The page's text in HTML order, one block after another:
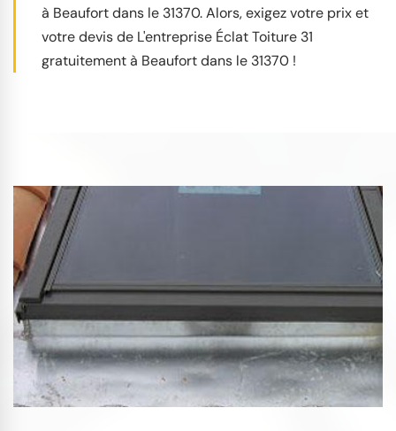
à Beaufort dans le 31370. Alors, exigez votre prix et
votre devis de L'entreprise Éclat Toiture 31
gratuitement à Beaufort dans le 31370 !